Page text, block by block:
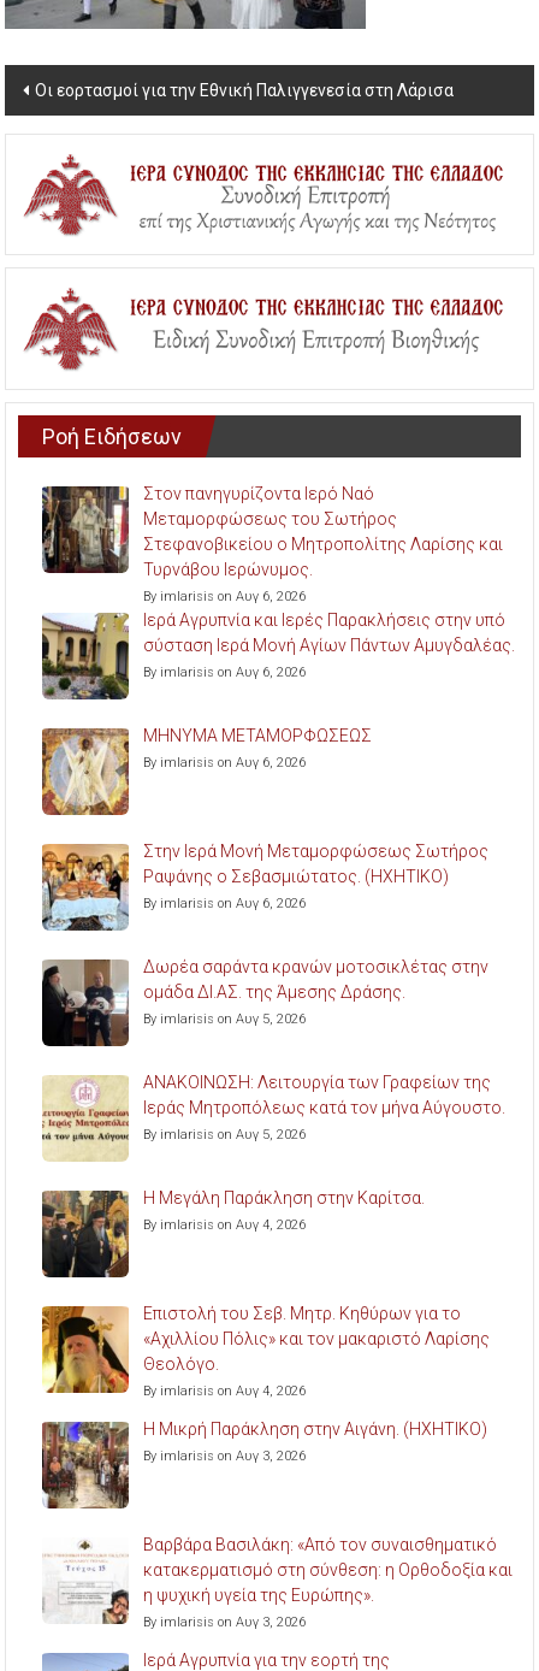
Post
navigation
Οι εορτασμοί για την Εθνική Παλιγγενεσία στη Λάρισα
Ροή Ειδήσεων
Στον πανηγυρίζοντα Ιερό Ναό
Μεταμορφώσεως του Σωτήρος
Στεφανοβικείου ο Μητροπολίτης Λαρίσης και
Τυρνάβου Ιερώνυμος.
By imlarisis on Αυγ 6, 2026
Ιερά Αγρυπνία και Ιερές Παρακλήσεις στην υπό
σύσταση Ιερά Μονή Αγίων Πάντων Αμυγδαλέας.
By imlarisis on Αυγ 6, 2026
ΜΗΝΥΜΑ ΜΕΤΑΜΟΡΦΩΣΕΩΣ
By imlarisis on Αυγ 6, 2026
Στην Ιερά Μονή Μεταμορφώσεως Σωτήρος
Ραψάνης ο Σεβασμιώτατος. (ΗΧΗΤΙΚΟ)
By imlarisis on Αυγ 6, 2026
Δωρέα σαράντα κρανών μοτοσικλέτας στην
ομάδα ΔΙ.ΑΣ. της Άμεσης Δράσης.
By imlarisis on Αυγ 5, 2026
ΑΝΑΚΟΙΝΩΣΗ: Λειτουργία των Γραφείων της
Ιεράς Μητροπόλεως κατά τον μήνα Αύγουστο.
By imlarisis on Αυγ 5, 2026
Η Μεγάλη Παράκληση στην Καρίτσα.
By imlarisis on Αυγ 4, 2026
Επιστολή του Σεβ. Μητρ. Κηθύρων για το
«Αχιλλίου Πόλις» και τον μακαριστό Λαρίσης
Θεολόγο.
By imlarisis on Αυγ 4, 2026
Η Μικρή Παράκληση στην Αιγάνη. (ΗΧΗΤΙΚΟ)
By imlarisis on Αυγ 3, 2026
Βαρβάρα Βασιλάκη: «Από τον συναισθηματικό
κατακερματισμό στη σύνθεση: η Ορθοδοξία και
η ψυχική υγεία της Ευρώπης».
By imlarisis on Αυγ 3, 2026
Ιερά Αγρυπνία για την εορτή της